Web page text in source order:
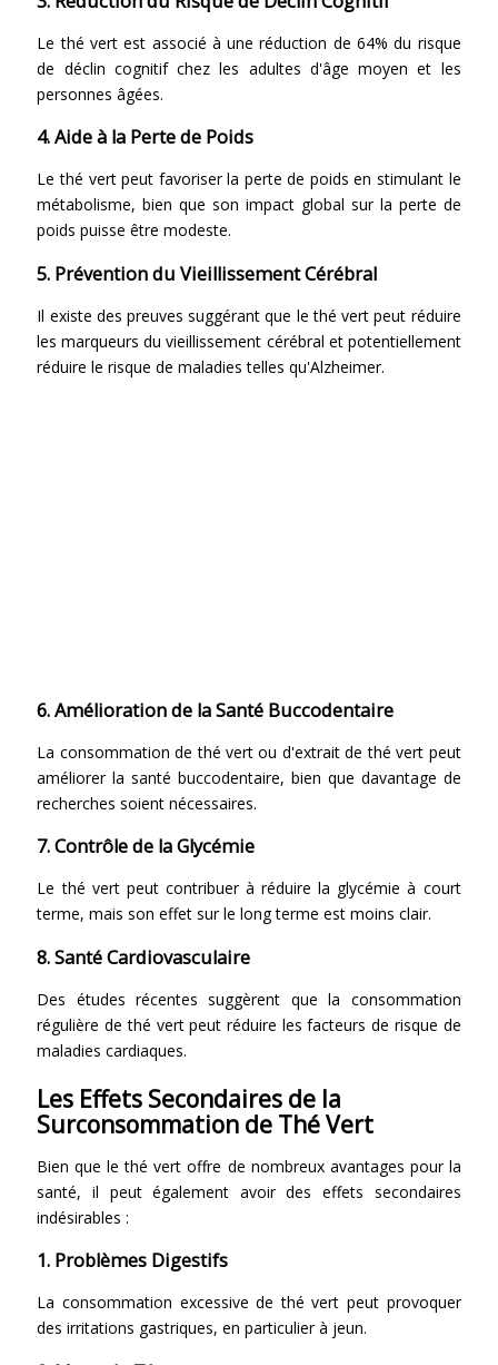
Le thé vert est associé à une réduction de 64% du risque
de déclin cognitif chez les adultes d'âge moyen et les
personnes âgées.
4. Aide à la Perte de Poids
Le thé vert peut favoriser la perte de poids en stimulant le
métabolisme, bien que son impact global sur la perte de
poids puisse être modeste.
5. Prévention du Vieillissement Cérébral
Il existe des preuves suggérant que le thé vert peut réduire
les marqueurs du vieillissement cérébral et potentiellement
réduire le risque de maladies telles qu'Alzheimer.
6. Amélioration de la Santé Buccodentaire
La consommation de thé vert ou d'extrait de thé vert peut
améliorer la santé buccodentaire, bien que davantage de
recherches soient nécessaires.
7. Contrôle de la Glycémie
Le thé vert peut contribuer à réduire la glycémie à court
terme, mais son effet sur le long terme est moins clair.
8. Santé Cardiovasculaire
Des études récentes suggèrent que la consommation
régulière de thé vert peut réduire les facteurs de risque de
maladies cardiaques.
Les Effets Secondaires de la
Surconsommation de Thé Vert
Bien que le thé vert offre de nombreux avantages pour la
santé, il peut également avoir des effets secondaires
indésirables :
1. Problèmes Digestifs
La consommation excessive de thé vert peut provoquer
des irritations gastriques, en particulier à jeun.